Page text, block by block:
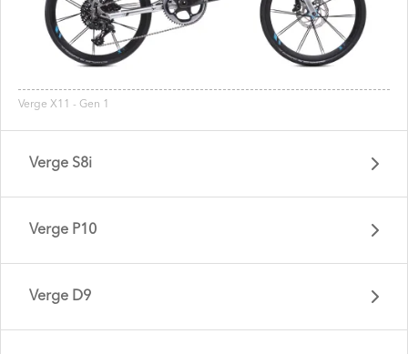
Verge X11 - Gen 1
Verge S8i
Verge P10
Verge D9